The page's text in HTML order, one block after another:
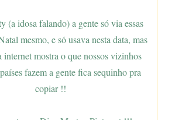
(a idosa falando) a gente só via essas
mesmo, e só usava nesta data, mas
internet mostra o que nossos vizinhos
fazem a gente fica sequinho pra
copiar !!